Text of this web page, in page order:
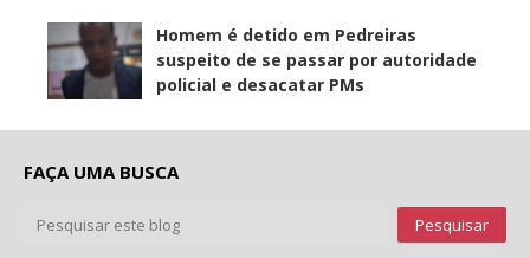
Homem é detido em Pedreiras
suspeito de se passar por autoridade
policial e desacatar PMs
FAÇA UMA BUSCA